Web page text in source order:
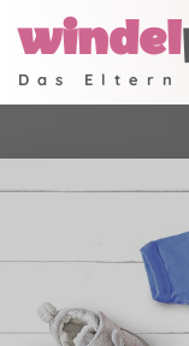
windel
Das Eltern